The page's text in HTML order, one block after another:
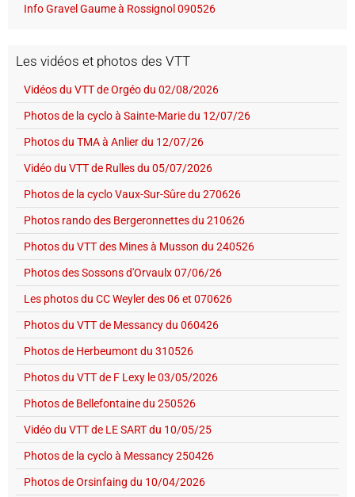
Info Gravel Gaume à Rossignol 090526
Les vidéos et photos des VTT
Vidéos du VTT de Orgéo du 02/08/2026
Photos de la cyclo à Sainte-Marie du 12/07/26
Photos du TMA à Anlier du 12/07/26
Vidéo du VTT de Rulles du 05/07/2026
Photos de la cyclo Vaux-Sur-Sûre du 270626
Photos rando des Bergeronnettes du 210626
Photos du VTT des Mines à Musson du 240526
Photos des Sossons d'Orvaulx 07/06/26
Les photos du CC Weyler des 06 et 070626
Photos du VTT de Messancy du 060426
Photos de Herbeumont du 310526
Photos du VTT de F Lexy le 03/05/2026
Photos de Bellefontaine du 250526
Vidéo du VTT de LE SART du 10/05/25
Photos de la cyclo à Messancy 250426
Photos de Orsinfaing du 10/04/2026